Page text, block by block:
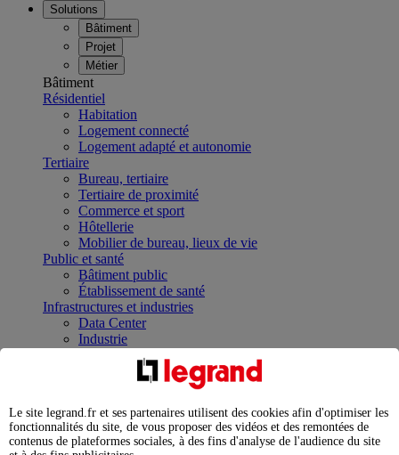
Solutions
Bâtiment
Projet
Métier
Bâtiment
Résidentiel
Habitation
Logement connecté
Logement adapté et autonomie
Tertiaire
Bureau, tertiaire
Tertiaire de proximité
Commerce et sport
Hôtellerie
Mobilier de bureau, lieux de vie
Public et santé
Bâtiment public
Établissement de santé
Infrastructures et industries
Data Center
Industrie
Infrastructures
Contrôler et planifier le fonctionnement des appareils
Répartir et optimiser son tableau électrique
Legrand Data Center Solutions : concentrer les
expertises au service de vos performances
Le site legrand.fr et ses partenaires utilisent des cookies afin d'optimiser les
fonctionnalités du site, de vous proposer des vidéos et des remontées de
contenus de plateformes sociales, à des fins d'analyse de l'audience du site